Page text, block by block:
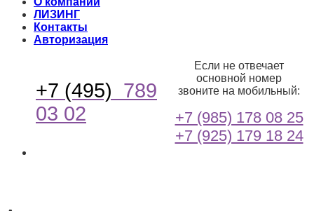
ЛИЗИНГ
Контакты
Авторизация
+7 (495) 789
03 02
Если не отвечает
основной номер
звоните на мобильный:
+7 (985) 178 08 25
+7 (925) 179 18 24